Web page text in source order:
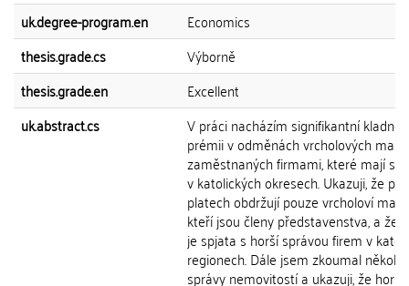
uk.degree-program.en
Economics
thesis.grade.cs
Výborně
thesis.grade.en
Excellent
uk.abstract.cs
V práci nacházím signifikantní kladnou
prémii v odměnách vrcholových
zaměstnaných firmami, které mají
v katolických okresech. Ukazuji, že
platech obdržují pouze vrcholoví
kteří jsou členy představenstva, a že
je spjata s horší správou firem v
regionech. Dále jsem zkoumal
správy nemovitostí a ukazuji, že horší